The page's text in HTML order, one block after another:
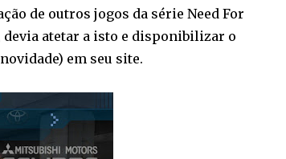
de outros jogos da série Need For
devia atetar a isto e disponibilizar o
em seu site.